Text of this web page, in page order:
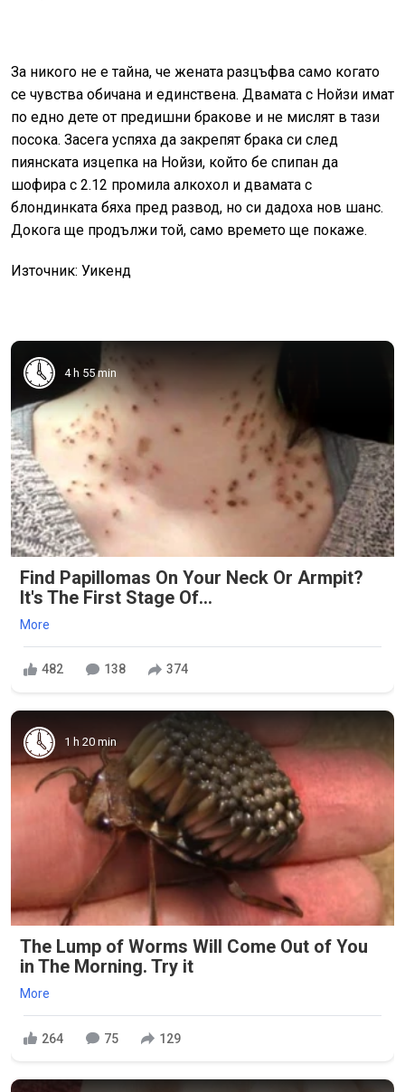
За никого не е тайна, че жената разцъфва само когато
се чувства обичана и единствена. Двамата с Нойзи имат
по едно дете от предишни бракове и не мислят в тази
посока. Засега успяха да закрепят брака си след
пиянската изцепка на Нойзи, който бе спипан да
шофира с 2.12 промила алкохол и двамата с
блондинката бяха пред развод, но си дадоха нов шанс.
Докога ще продължи той, само времето ще покаже.
Източник: Уикенд
4 h 55 min
Find Papillomas On Your Neck Or Armpit?
It's The First Stage Of...
More
482 138 374
1 h 20 min
The Lump of Worms Will Come Out of You
in The Morning. Try it
More
264 75 129